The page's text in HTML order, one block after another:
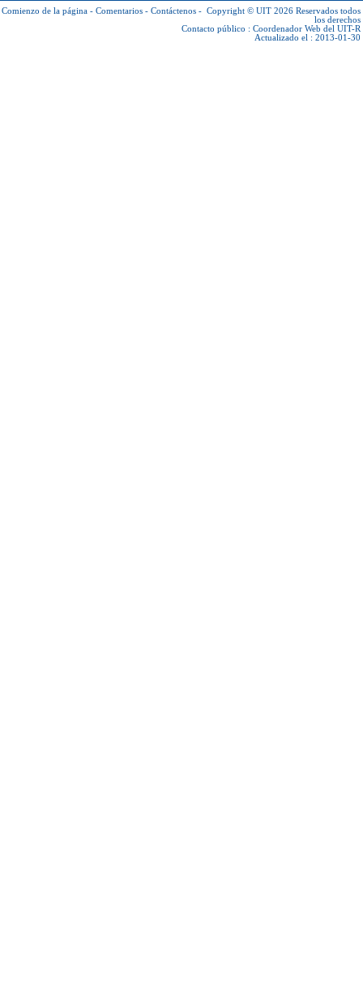
Comienzo de la página - Comentarios - Contáctenos - Copyright © UIT 2026 Reservados todos
los derechos
Contacto público : Coordenador Web del UIT-R
Actualizado el : 2013-01-30